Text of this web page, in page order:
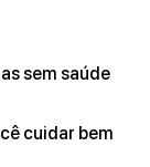
sem saúde
cuidar bem